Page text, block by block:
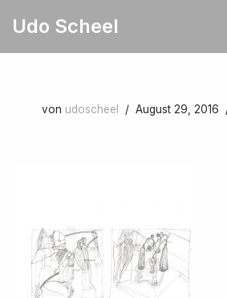
Udo Scheel
von udoscheel August 29, 2016